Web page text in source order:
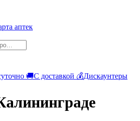
аптек
🚚С доставкой 💰Дискаунтеры